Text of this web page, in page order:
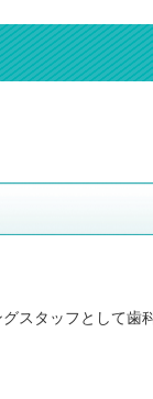
スタッフとして歯